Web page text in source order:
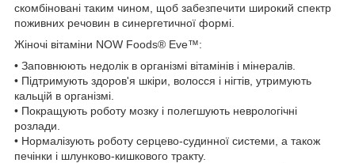
скомбіновані таким чином, щоб забезпечити широкий спектр
поживних речовин в синергетичної формі.
Жіночі вітаміни NOW Foods® Eve™:
• Заповнюють недолік в організмі вітамінів і мінералів.
• Підтримують здоров'я шкіри, волосся і нігтів, утримують
кальцій в організмі.
• Покращують роботу мозку і полегшують неврологічні
розлади.
• Нормалізують роботу серцево-судинної системи, а також
печінки і шлунково-кишкового тракту.